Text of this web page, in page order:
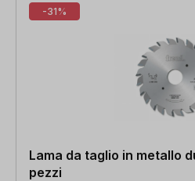
-31%
Lama da taglio in metallo
pezzi